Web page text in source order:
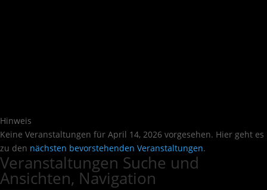
Hinweis
Keine Veranstaltungen für April 14, 2026 vorgesehen. Hier geht es
zu den nächsten bevorstehenden Veranstaltungen.
Veranstaltungen Suche und
Ansichten, Navigation